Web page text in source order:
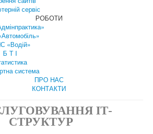
сервіс
РОБОТИ
«Водій»
Б Т І
система
ПРО НАС
КОНТАКТИ
ІТ-
СТРУКТУР